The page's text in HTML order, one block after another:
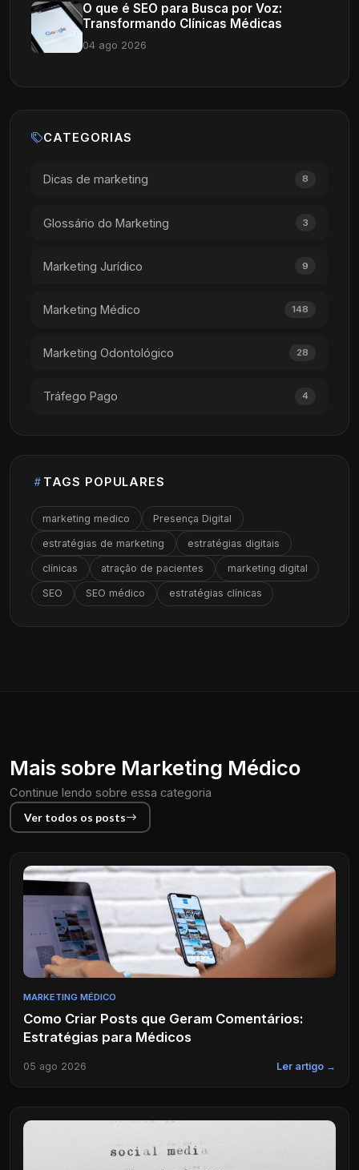
O que é SEO para Busca por Voz:
Transformando Clínicas Médicas
04 ago 2026
CATEGORIAS
Dicas de marketing 8
Glossário do Marketing 3
Marketing Jurídico 9
Marketing Médico 148
Marketing Odontológico 28
Tráfego Pago 4
TAGS POPULARES
marketing medico Presença Digital
estratégias de marketing estratégias digitais
clínicas atração de pacientes marketing digital
SEO SEO médico estratégias clínicas
Mais sobre Marketing Médico
Continue lendo sobre essa categoria
Ver todos os posts
MARKETING MÉDICO
Como Criar Posts que Geram Comentários:
Estratégias para Médicos
05 ago 2026 Ler artigo →